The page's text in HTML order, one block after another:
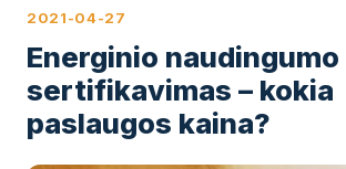
2021-04-27
Energinio naudingumo
sertifikavimas – kokia
paslaugos kaina?